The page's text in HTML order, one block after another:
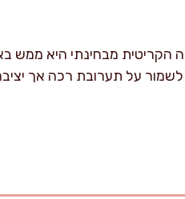
מבחינתי היא ממש
על תערובת רכה אך